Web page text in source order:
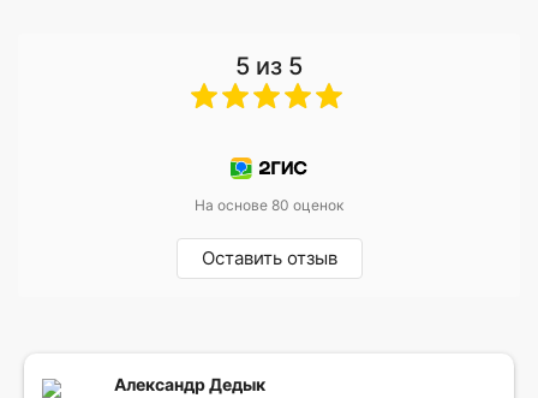
5 из 5
На основе 80 оценок
Оставить отзыв
Александр Дедык